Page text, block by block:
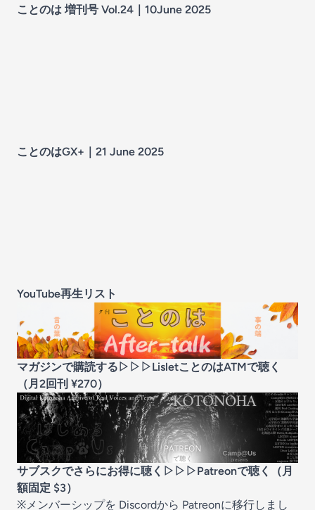
ことのは 増刊号 Vol.24｜10June 2025
ことのはGX+｜21 June 2025
YouTube再生リスト
マガジンで購読する▷▷▷LisletことのはATMで聴く
（月2回刊 ¥270）
サブスクでさらにお得に聴く▷▷▷Patreonで聴く
（月
額固定 $3）
※メンバーシップを Discordから Patreonに移行しまし